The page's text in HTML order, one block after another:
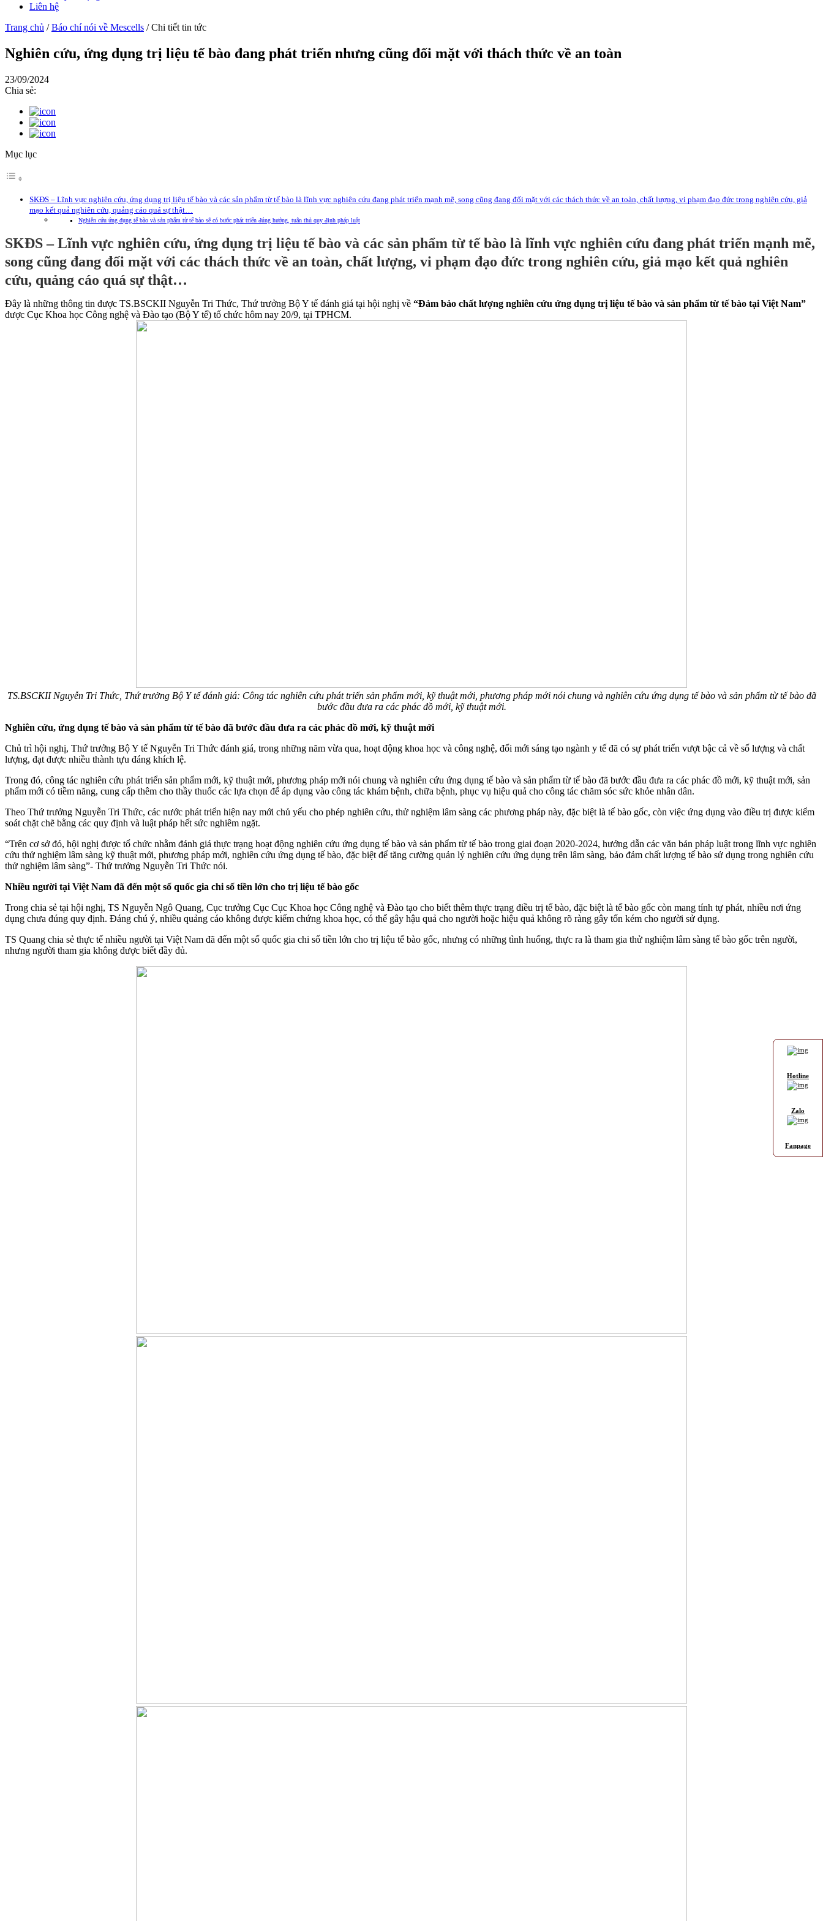
Liên hệ
Trang chủ /Báo chí nói về Mescells /Chi tiết tin tức
Nghiên cứu, ứng dụng trị liệu tế bào đang phát triển nhưng cũng đối mặt với thách thức về an toàn
23/09/2024
Chia sẻ:
Mục lục
SKĐS – Lĩnh vực nghiên cứu, ứng dụng trị liệu tế bào và các sản phẩm từ tế bào là lĩnh vực nghiên cứu đang phát triển mạnh mẽ, song cũng đang đối mặt với các thách thức về an toàn, chất lượng, vi phạm đạo đức trong nghiên cứu, giả
mạo kết quả nghiên cứu, quảng cáo quá sự thật…
Nghiên cứu ứng dụng tế bào và sản phẩm từ tế bào sẽ có bước phát triển đúng hướng, tuân thủ quy định pháp luật
SKĐS – Lĩnh vực nghiên cứu, ứng dụng trị liệu tế bào và các sản phẩm từ tế bào là lĩnh vực nghiên cứu đang phát triển mạnh mẽ,
song cũng đang đối mặt với các thách thức về an toàn, chất lượng, vi phạm đạo đức trong nghiên cứu, giả mạo kết quả nghiên
cứu, quảng cáo quá sự thật…
Đây là những thông tin được TS.BSCKII Nguyễn Tri Thức, Thứ trưởng Bộ Y tế đánh giá tại hội nghị về “Đảm bảo chất lượng nghiên cứu ứng dụng trị liệu tế bào và sản phẩm từ tế bào tại Việt Nam”
được Cục Khoa học Công nghệ và Đào tạo (Bộ Y tế) tổ chức hôm nay 20/9, tại TPHCM.
TS.BSCKII Nguyễn Tri Thức, Thứ trưởng Bộ Y tế đánh giá: Công tác nghiên cứu phát triển sản phẩm mới, kỹ thuật mới, phương pháp mới nói chung và nghiên cứu ứng dụng tế bào và sản phẩm từ tế bào đã
bước đầu đưa ra các phác đồ mới, kỹ thuật mới.
Nghiên cứu, ứng dụng tế bào và sản phẩm từ tế bào đã bước đầu đưa ra các phác đồ mới, kỹ thuật mới
Chủ trì hội nghị, Thứ trưởng Bộ Y tế Nguyễn Tri Thức đánh giá, trong những năm vừa qua, hoạt động khoa học và công nghệ, đổi mới sáng tạo ngành y tế đã có sự phát triển vượt bậc cả về số lượng và chất
lượng, đạt được nhiều thành tựu đáng khích lệ.
Trong đó, công tác nghiên cứu phát triển sản phẩm mới, kỹ thuật mới, phương pháp mới nói chung và nghiên cứu ứng dụng tế bào và sản phẩm từ tế bào đã bước đầu đưa ra các phác đồ mới, kỹ thuật mới, sản
phẩm mới có tiềm năng, cung cấp thêm cho thầy thuốc các lựa chọn để áp dụng vào công tác khám bệnh, chữa bệnh, phục vụ hiệu quả cho công tác chăm sóc sức khỏe nhân dân.
Theo Thứ trưởng Nguyễn Tri Thức, các nước phát triển hiện nay mới chủ yếu cho phép nghiên cứu, thử nghiệm lâm sàng các phương pháp này, đặc biệt là tế bào gốc, còn việc ứng dụng vào điều trị được kiểm
soát chặt chẽ bằng các quy định và luật pháp hết sức nghiêm ngặt.
“Trên cơ sở đó, hội nghị được tổ chức nhằm đánh giá thực trạng hoạt động nghiên cứu ứng dụng tế bào và sản phẩm từ tế bào trong giai đoạn 2020-2024, hướng dẫn các văn bản pháp luật trong lĩnh vực nghiên
cứu thử nghiệm lâm sàng kỹ thuật mới, phương pháp mới, nghiên cứu ứng dụng tế bào, đặc biệt để tăng cường quản lý nghiên cứu ứng dụng trên lâm sàng, bảo đảm chất lượng tế bào sử dụng trong nghiên cứu
thử nghiệm lâm sàng”- Thứ trưởng Nguyễn Tri Thức nói.
Nhiều người tại Việt Nam đã đến một số quốc gia chi số tiền lớn cho trị liệu tế bào gốc
Trong chia sẻ tại hội nghị, TS Nguyễn Ngô Quang, Cục trưởng Cục Cục Khoa học Công nghệ và Đào tạo cho biết thêm thực trạng điều trị tế bào, đặc biệt là tế bào gốc còn mang tính tự phát, nhiều nơi ứng
dụng chưa đúng quy định. Đáng chú ý, nhiều quảng cáo không được kiểm chứng khoa học, có thể gây hậu quả cho người hoặc hiệu quả không rõ ràng gây tốn kém cho người sử dụng.
TS Quang chia sẻ thực tế nhiều người tại Việt Nam đã đến một số quốc gia chi số tiền lớn cho trị liệu tế bào gốc, nhưng có những tình huống, thực ra là tham gia thử nghiệm lâm sàng tế bào gốc trên người,
nhưng người tham gia không được biết đầy đủ.
Hotline
Zalo
Fanpage